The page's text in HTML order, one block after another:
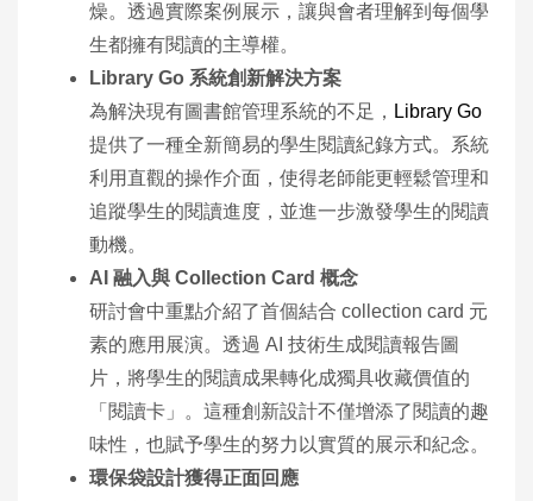
燥。透過實際案例展示，讓與會者理解到每個學
生都擁有閱讀的主導權。
Library Go 系統創新解決方案
為解決現有圖書館管理系統的不足， Library Go
提供了一種全新簡易的學生閱讀紀錄方式。系統
利用直觀的操作介面，使得老師能更輕鬆管理和
追蹤學生的閱讀進度，並進一步激發學生的閱讀
動機。
AI 融入與 Collection Card 概念
研討會中重點介紹了首個結合 collection card 元
素的應用展演。透過 AI 技術生成閱讀報告圖
片，將學生的閱讀成果轉化成獨具收藏價值的
「閱讀卡」。這種創新設計不僅增添了閱讀的趣
味性，也賦予學生的努力以實質的展示和紀念。
環保袋設計獲得正面回應